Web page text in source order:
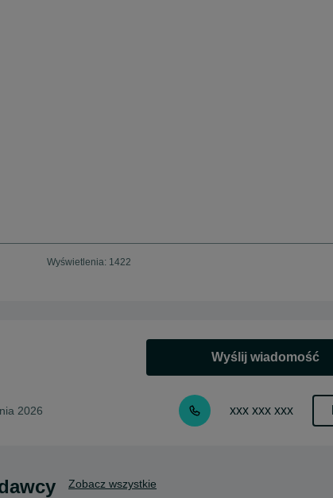
Wyświetlenia: 1422
2026
Wyślij wiadomość
xxx xxx xxx
Zobacz wszystkie